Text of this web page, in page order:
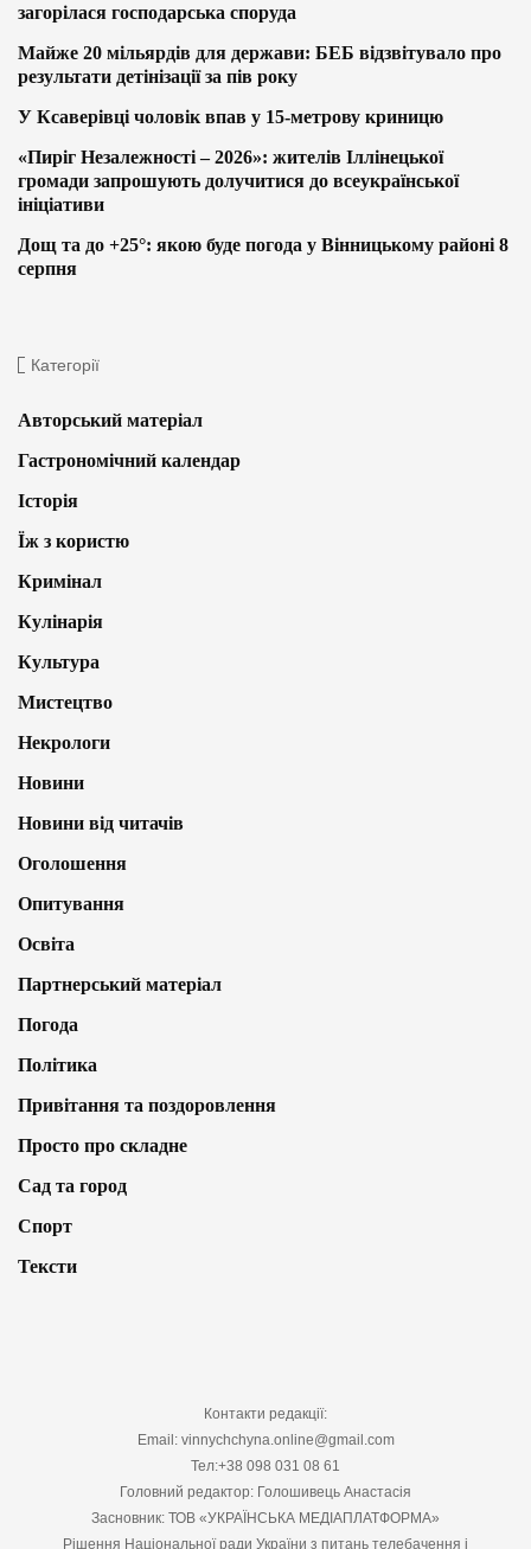
загорілася господарська споруда
Майже 20 мільярдів для держави: БЕБ відзвітувало про
результати детінізації за пів року
У Ксаверівці чоловік впав у 15-метрову криницю
«Пиріг Незалежності – 2026»: жителів Іллінецької
громади запрошують долучитися до всеукраїнської
ініціативи
Дощ та до +25°: якою буде погода у Вінницькому районі 8
серпня
Категорії
Авторський матеріал
Гастрономічний календар
Історія
Їж з користю
Кримінал
Кулінарія
Культура
Мистецтво
Некрологи
Новини
Новини від читачів
Оголошення
Опитування
Освіта
Партнерський матеріал
Погода
Політика
Привітання та поздоровлення
Просто про складне
Сад та город
Спорт
Тексти
Контакти редакції:
Email: vinnychchyna.online@gmail.com
Тел:+38 098 031 08 61
Головний редактор: Голошивець Анастасія
Засновник: ТОВ «УКРАЇНСЬКА МЕДІАПЛАТФОРМА»
Рішення Національної ради України з питань телебачення і